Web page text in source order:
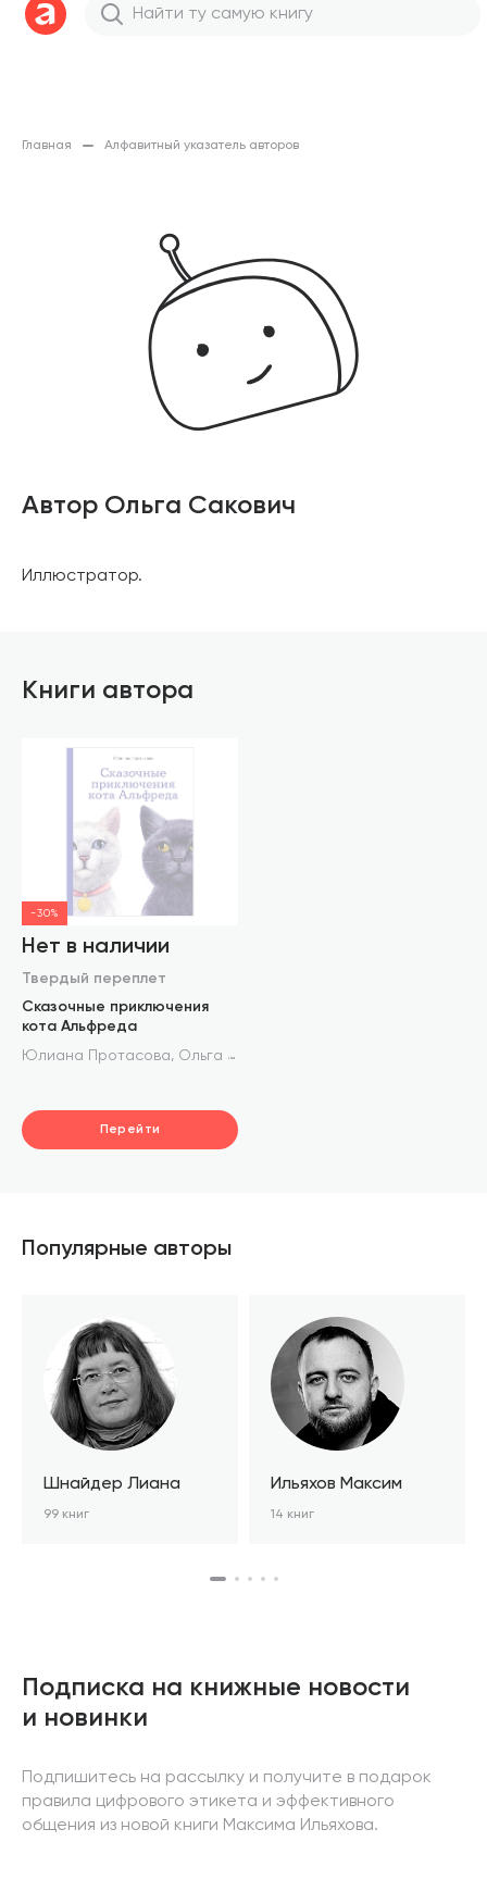
Главная Алфавитный указатель авторов
Автор Ольга Сакович
Иллюстратор.
Книги автора
-30%
Нет в наличии
Твердый переплет
Сказочные приключения
кота Альфреда
Юлиана Протасова, Ольга Сакович
Перейти
Популярные авторы
Шнайдер Лиана
99 книг
Ильяхов Максим
14 книг
Подписка на книжные новости
и новинки
Подпишитесь на рассылку и получите в подарок
правила цифрового этикета и эффективного
общения из новой книги Максима Ильяхова.